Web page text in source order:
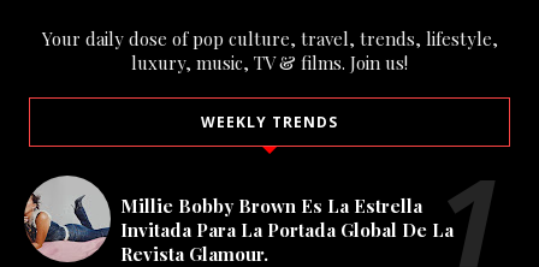
Your daily dose of pop culture, travel, trends, lifestyle,
luxury, music, TV & films. Join us!
WEEKLY TRENDS
Millie Bobby Brown Es La Estrella
Invitada Para La Portada Global De La
Revista Glamour.